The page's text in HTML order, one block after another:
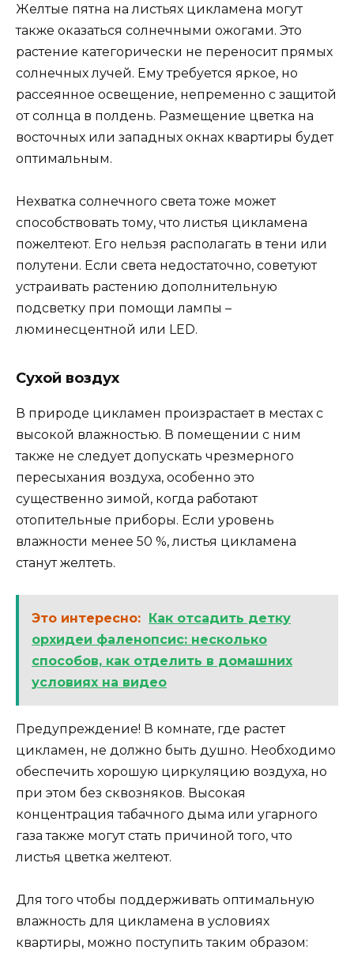
Желтые пятна на листьях цикламена могут
также оказаться солнечными ожогами. Это
растение категорически не переносит прямых
солнечных лучей. Ему требуется яркое, но
рассеянное освещение, непременно с защитой
от солнца в полдень. Размещение цветка на
восточных или западных окнах квартиры будет
оптимальным.
Нехватка солнечного света тоже может
способствовать тому, что листья цикламена
пожелтеют. Его нельзя располагать в тени или
полутени. Если света недостаточно, советуют
устраивать растению дополнительную
подсветку при помощи лампы –
люминесцентной или LED.
Сухой воздух
В природе цикламен произрастает в местах с
высокой влажностью. В помещении с ним
также не следует допускать чрезмерного
пересыхания воздуха, особенно это
существенно зимой, когда работают
отопительные приборы. Если уровень
влажности менее 50 %, листья цикламена
станут желтеть.
Это интересно:
Как отсадить детку
орхидеи фаленопсис: несколько
способов, как отделить в домашних
условиях на видео
Предупреждение! В комнате, где растет
цикламен, не должно быть душно. Необходимо
обеспечить хорошую циркуляцию воздуха, но
при этом без сквозняков. Высокая
концентрация табачного дыма или угарного
газа также могут стать причиной того, что
листья цветка желтеют.
Для того чтобы поддерживать оптимальную
влажность для цикламена в условиях
квартиры, можно поступить таким образом: